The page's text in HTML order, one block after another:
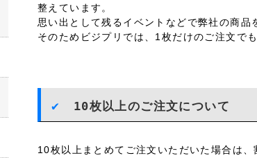
整えています。
思い出として残るイベントなどで弊社の商品
そのためビジプリでは、1枚だけのご注文で
10枚以上のご注文について
10枚以上まとめてご注文いただいた場合は